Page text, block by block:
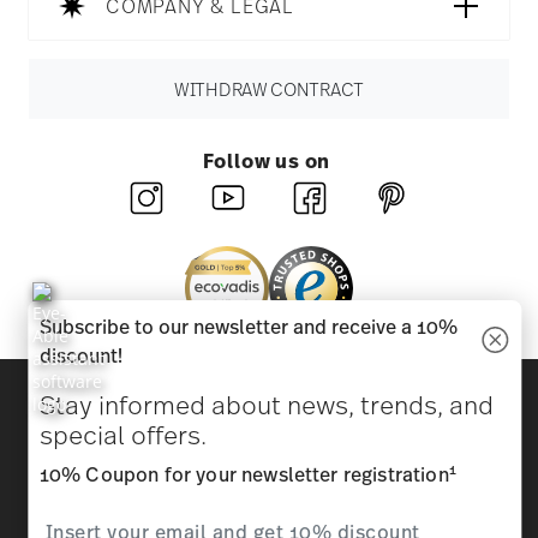
COMPANY & LEGAL
WITHDRAW CONTRACT
Follow us on
Beauty & functionality for your home
Homepage General terms and conditions
Privacy
Subscribe to our newsletter and receive a 10%
discount!
Stay informed about news, trends, and
special offers.
10% Coupon for your newsletter registration1